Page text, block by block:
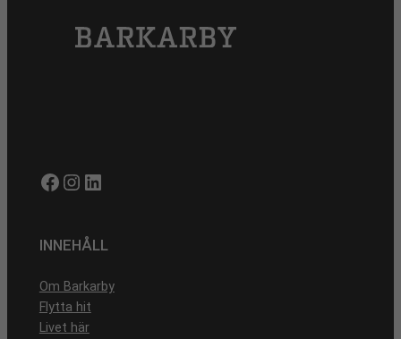
Facebook Instagram LinkedIn
INNEHÅLL
Om Barkarby
Flytta hit
Livet här